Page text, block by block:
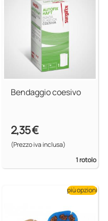
Bendaggio coesivo
2,35 €
(Prezzo iva inclusa)
1 rotolo
più opzioni